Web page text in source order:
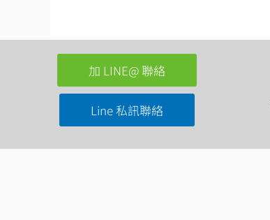
加 LINE@ 聯絡
Line 私訊聯絡